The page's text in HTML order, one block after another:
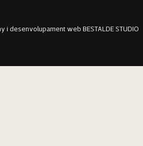
i desenvolupament web BESTALDE STUDIO